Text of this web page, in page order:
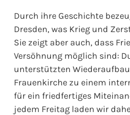
Durch ihre Geschichte
Dresden, was Krieg und
Sie zeigt aber auch, dass
Versöhnung möglich sind:
unterstützten
Frauenkirche zu einem
für ein friedfertiges
jedem Freitag laden wir